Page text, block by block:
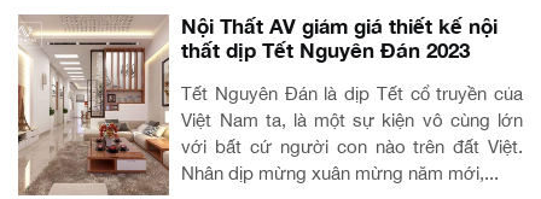
Nội Thất AV giảm giá thiết kế nội
thất dịp Tết Nguyên Đán 2023
Tết Nguyên Đán là dịp Tết cổ truyền của
Việt Nam ta, là một sự kiện vô cùng lớn
với bất cứ người con nào trên đất Việt.
Nhân dịp mừng xuân mừng năm mới,...